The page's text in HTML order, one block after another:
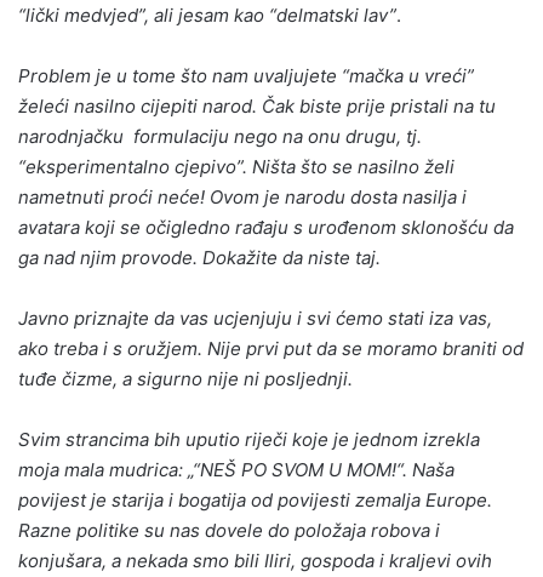
“lički medvjed”, ali jesam kao “delmatski lav”.
Problem je u tome što nam uvaljujete “mačka u vreći”
želeći nasilno cijepiti narod. Čak biste prije pristali na tu
narodnjačku formulaciju nego na onu drugu, tj.
“eksperimentalno cjepivo”. Ništa što se nasilno želi
nametnuti proći neće! Ovom je narodu dosta nasilja i
avatara koji se očigledno rađaju s urođenom sklonošću da
ga nad njim provode. Dokažite da niste taj.
Javno priznajte da vas ucjenjuju i svi ćemo stati iza vas,
ako treba i s oružjem. Nije prvi put da se moramo braniti od
tuđe čizme, a sigurno nije ni posljednji.
Svim strancima bih uputio riječi koje je jednom izrekla
moja mala mudrica: „“NEŠ PO SVOM U MOM!“. Naša
povijest je starija i bogatija od povijesti zemalja Europe.
Razne politike su nas dovele do položaja robova i
konjušara, a nekada smo bili Iliri, gospoda i kraljevi ovih